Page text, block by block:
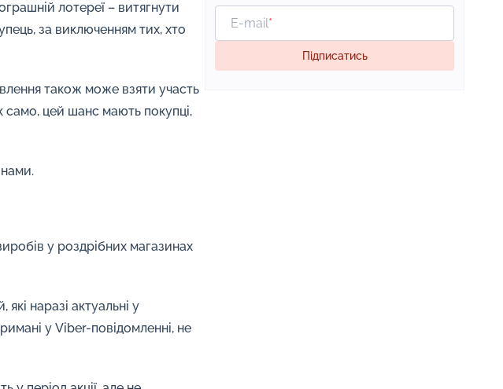
лотереї – витягнути
за виключенням тих, хто
також може взяти участь
само, цей шанс мають покупці,
у роздрібних магазинах
наразі актуальні у
у Viber-повідомленні, не
E-mail*
Підписатись